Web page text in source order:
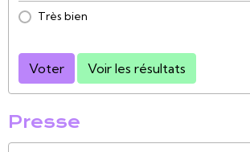
Très bien
Voter Voir les résultats
Presse